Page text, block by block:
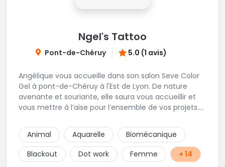
Ngel's Tattoo
Pont-de-Chéruy 5.0 (1 avis)
Angélique vous accueille dans son salon Seve Color
Gel à pont-de-Chéruy à l'Est de Lyon. De nature
avenante et souriante, elle saura vous accueillir et
vous mettre à l’aise pour l’ensemble de vos projets.
tatouages allant des calligraphies, motifs floraux au
réalisme.
Animal Aquarelle
Biomécanique
Blackout
Dot work Femme + 14